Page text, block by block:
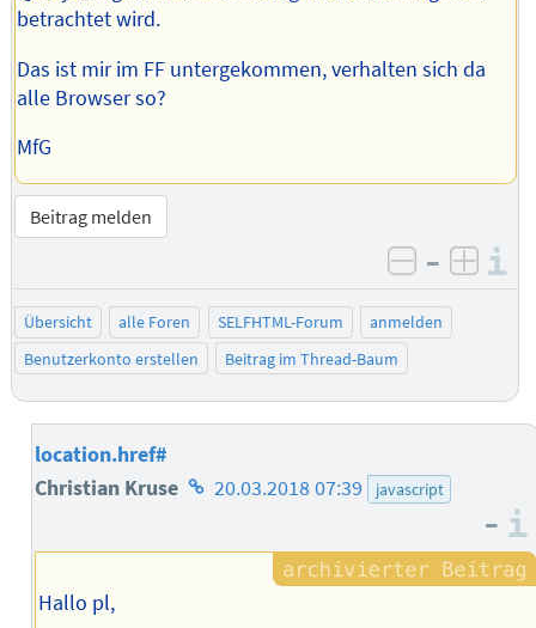
betrachtet wird.
Das ist mir im FF untergekommen, verhalten sich da
alle Browser so?
MfG
Beitrag melden
negativ
–
Übersicht alle Foren SELFHTML-Forum
anmelden
Benutzerkonto erstellen
Beitrag im Thread-Baum
location.href#
Christian Kruse Homepage
Autors
20.03.2018 07:39 javascript
–
Hallo pl,